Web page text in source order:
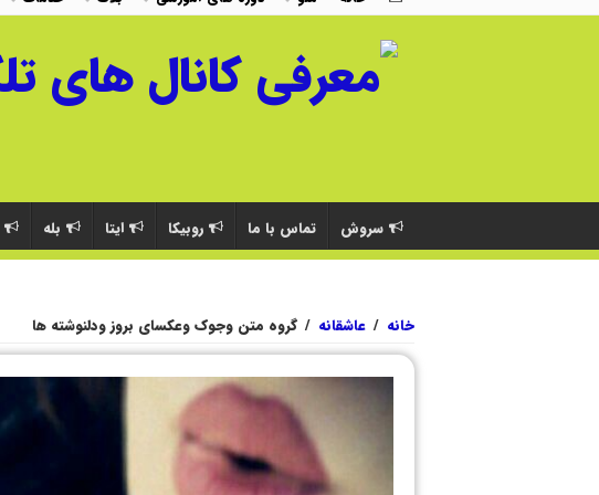
سروش تماس با ما روبیکا ایتا بله
خانه / عاشقانه / گروه متن وجوک وعکسای بروز ودلنوشته ها